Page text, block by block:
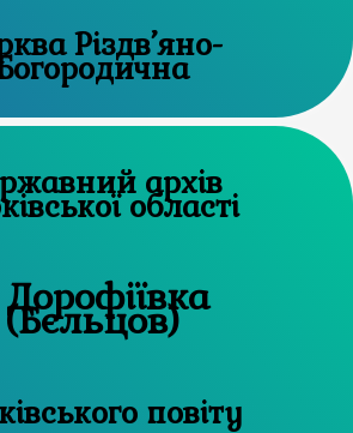
Різдв’яно-
архів
області
Дорофіївка
(Бєльцов)
повіту